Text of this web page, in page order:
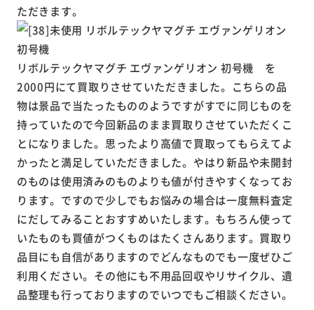
ただきます。
リボルテックヤマグチ エヴァンゲリオン 初号機 を
2000円にて買取りさせていただきました。こちらの品
物は景品で当たったもののようですがすでに同じものを
持っていたので今回新品のまま買取りさせていただくこ
とになりました。思ったより高値で買取ってもらえてよ
かったと満足していただきました。やはり新品や未開封
のものは使用済みのものよりも値が付きやすくなってお
ります。ですので少しでもお悩みの場合は一度無料査定
にだしてみることおすすめいたします。もちろん使って
いたものも買値がつくものはたくさんあります。買取り
品目にも自信がありますのでどんなものでも一度ぜひご
利用ください。その他にも不用品回収やリサイクル、遺
品整理も行っておりますのでいつでもご相談ください。